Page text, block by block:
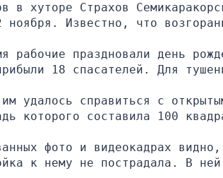
в хуторе Страхов
ноября. Известно, что
рабочие праздновали день
18 спасателей. Для
удалось справиться с
которого составила 100
фото и видеокадрах
к нему не пострадала. В